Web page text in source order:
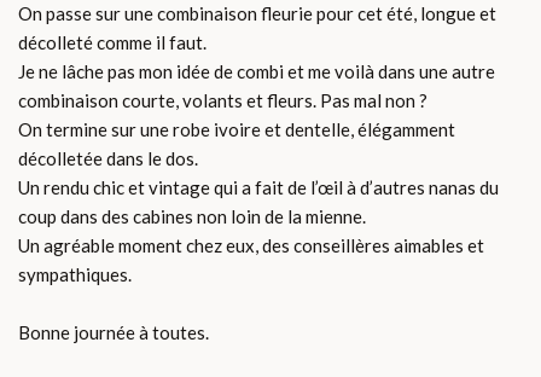
On passe sur une combinaison fleurie pour cet été, longue et
décolleté comme il faut.
Je ne lâche pas mon idée de combi et me voilà dans une autre
combinaison courte, volants et fleurs. Pas mal non ?
On termine sur une robe ivoire et dentelle, élégamment
décolletée dans le dos.
Un rendu chic et vintage qui a fait de l’œil à d’autres nanas du
coup dans des cabines non loin de la mienne.
Un agréable moment chez eux, des conseillères aimables et
sympathiques.
Bonne journée à toutes.